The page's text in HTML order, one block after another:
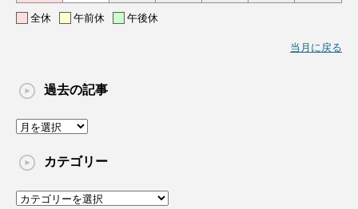
全休 午前休 午後休
当月に戻る
過去の記事
過
の
事
カテゴリー
カ